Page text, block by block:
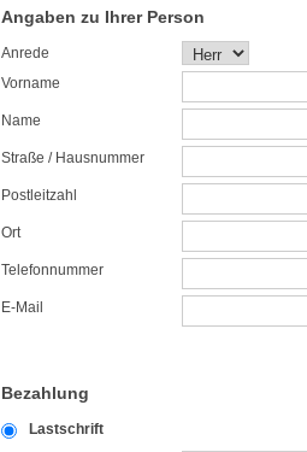
Angaben zu Ihrer Person
Anrede
Vorname
Name
Straße / Hausnummer
Postleitzahl
Ort
Telefonnummer
E-Mail
Bezahlung
Lastschrift